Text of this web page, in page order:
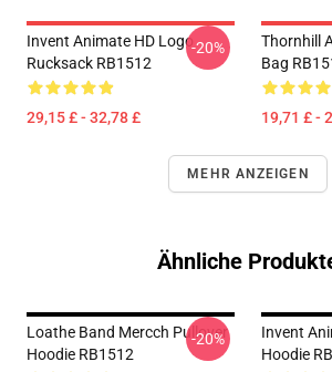
Invent Animate HD Logo
Rucksack RB1512
29,15 £ - 32,78 £
-20%
Thornhill
Bag
19,71 £ -
MEHR ANZEIGEN
Ähnliche
Loathe Band Mercch Pullover
Hoodie RB1512
-20%
Invent
Hoodie